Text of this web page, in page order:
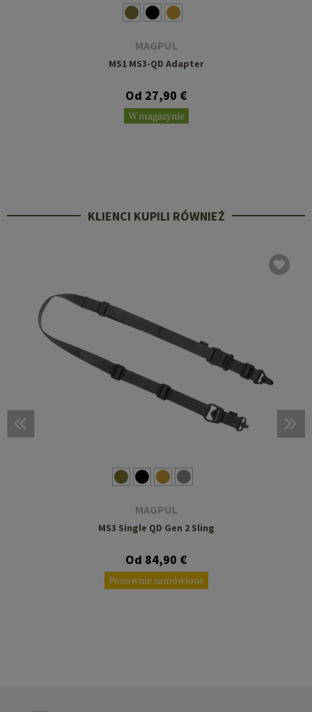
MAGPUL
MS1 MS3-QD Adapter
Od 27,90 €
W magazynie
KLIENCI KUPILI RÓWNIEŻ
MAGPUL
MS3 Single QD Gen 2 Sling
Od 84,90 €
Ponownie zamówione